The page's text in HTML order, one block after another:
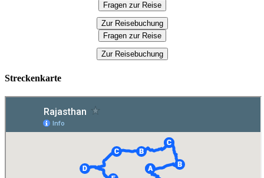
Fragen zur Reise
Zur Reisebuchung
Fragen zur Reise
Zur Reisebuchung
Streckenkarte